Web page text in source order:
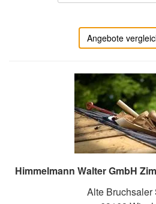
Angebote
Himmelmann Walter GmbH
Alte Bruchsaler